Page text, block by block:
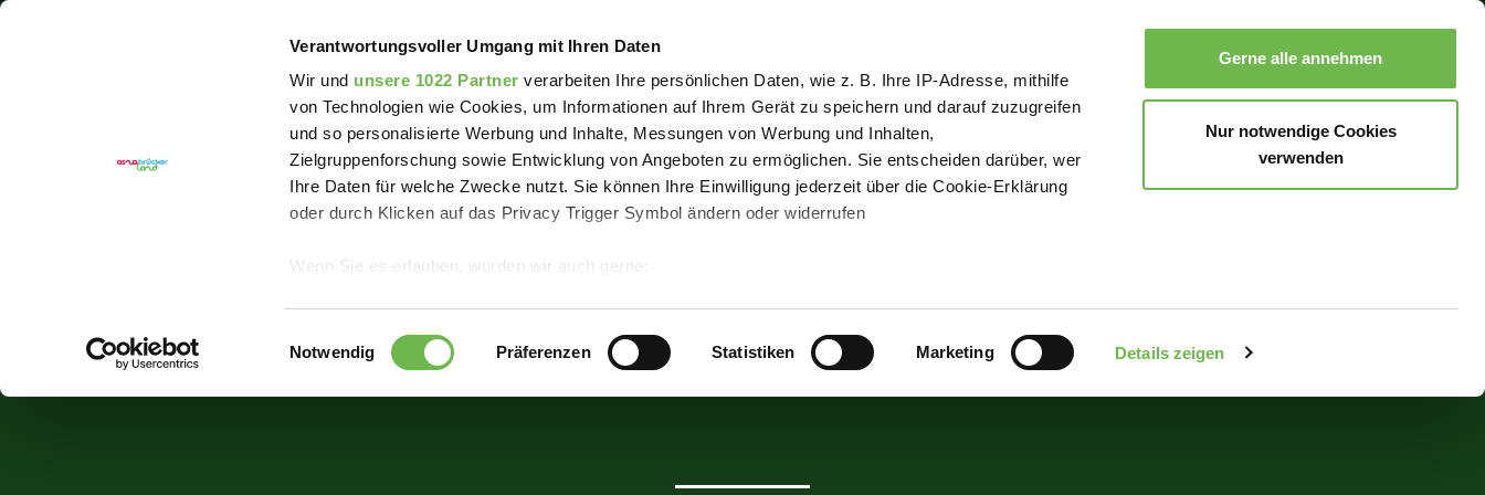
Verantwortungsvoller Umgang mit Ihren Daten
Wir und unsere 1022 Partner verarbeiten Ihre persönlichen Daten, wie z. B. Ihre IP-Adresse, mithilfe
von Technologien wie Cookies, um Informationen auf Ihrem Gerät zu speichern und darauf zuzugreifen
und so personalisierte Werbung und Inhalte, Messungen von Werbung und Inhalten,
Zielgruppenforschung sowie Entwicklung von Angeboten zu ermöglichen. Sie entscheiden darüber, wer
Ihre Daten für welche Zwecke nutzt. Sie können Ihre Einwilligung jederzeit über die Cookie-Erklärung
oder durch Klicken auf das Privacy Trigger Symbol ändern oder widerrufen
Wenn Sie es erlauben, würden wir auch gerne:
Ihr Gerät durch aktives Scannen nach bestimmten Merkmalen (Fingerprinting) identifizieren
Einwilligungsauswahl
Notwendig Präferenzen Statistiken Marketing Details zeigen
Gerne alle annehmen
Nur notwendige Cookies
verwenden
Suche Buchen Menü
In 92 Tagen